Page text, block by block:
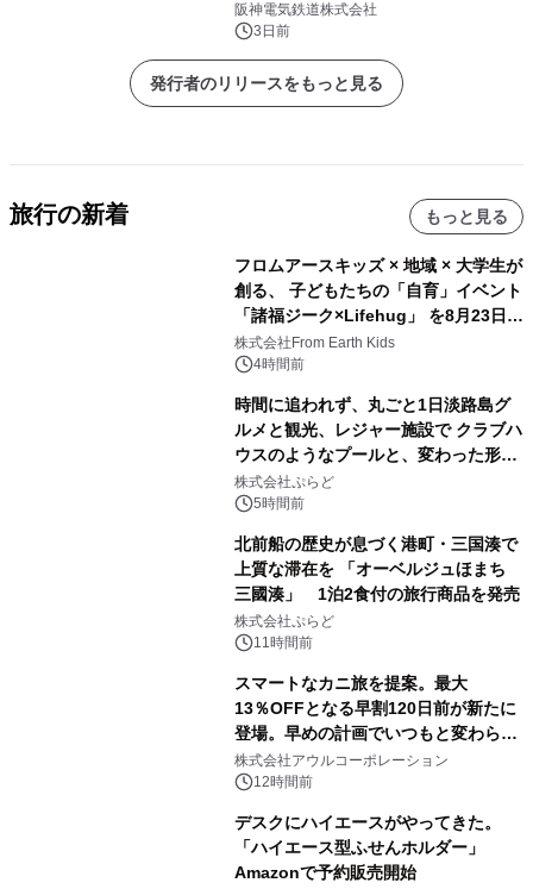
阪神電気鉄道株式会社
3日前
発行者のリリースをもっと見る
旅行の新着 もっと見る
フロムアースキッズ × 地域 × 大学生が
創る、 子どもたちの「自育」イベント
「諸福ジーク×Lifehug」 を8月23日
(日)開催
株式会社From Earth Kids
4時間前
時間に追われず、丸ごと1日淡路島グ
ルメと観光、レジャー施設で クラブハ
ウスのようなプールと、変わった形の
サウナも 「THE BOXY AWAJI」のお
得な素泊まり連泊プランで
株式会社ぷらど
5時間前
北前船の歴史が息づく港町・三国湊で
上質な滞在を 「オーベルジュほまち
三國湊」 1泊2食付の旅行商品を発売
株式会社ぷらど
11時間前
スマートなカニ旅を提案。最大
13％OFFとなる早割120日前が新たに
登場。早めの計画でいつもと変わらぬ
大人の冬旅を。ー夕日ヶ浦温泉「佳松
苑 別邸ふうか」ー
株式会社アウルコーポレーション
12時間前
デスクにハイエースがやってきた。
「ハイエース型ふせんホルダー」
Amazonで予約販売開始